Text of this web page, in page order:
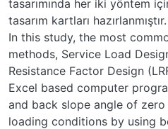
tasarımında her iki yöntem
tasarım kartları hazırlanmıştır.
In this study, the most
methods, Service Load
Resistance Factor Design
Excel based computer
and back slope angle of
loading conditions by using